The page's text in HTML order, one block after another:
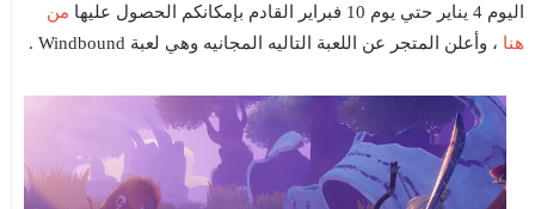
اليوم 4 يناير حتي يوم 10 فبراير القادم بإمكانكم الحصول عليها
من
هنا ، وأعلن المتجر عن اللعبة التاليه المجانيه وهي لعبة Windbound .